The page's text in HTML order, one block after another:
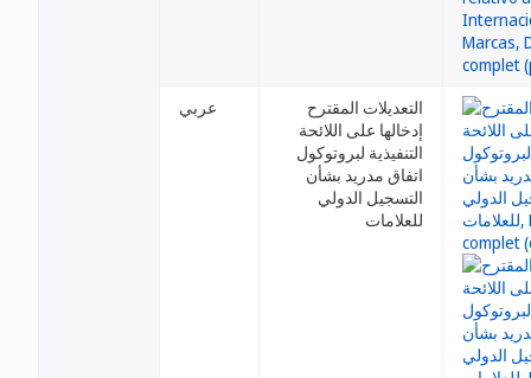
عربي
التعديلات المقترح
إدخالها على اللائحة
التنفيذية لبروتوكول
اتفاق مدريد بشأن
التسجيل الدولي
للعلامات